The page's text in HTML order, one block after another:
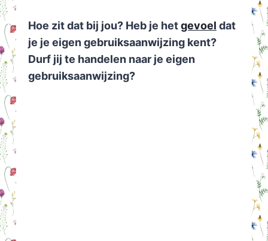
Hoe zit dat bij jou? Heb je hetgevoel dat
je je eigen gebruiksaanwijzing kent?
Durf jij te handelen naar je eigen
gebruiksaanwijzing?